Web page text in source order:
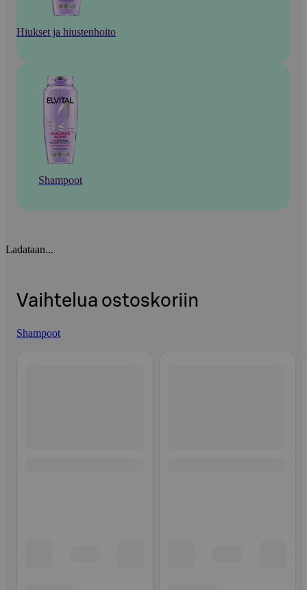
Hiukset ja hiustenhoito
Shampoot
Ladataan...
Vaihtelua ostoskoriin
Shampoot